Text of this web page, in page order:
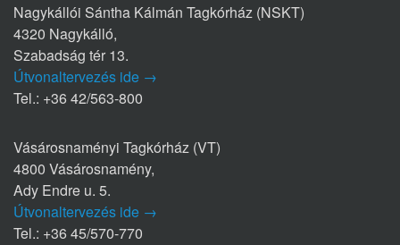
Nagykállói Sántha Kálmán Tagkórház (NSKT)
4320 Nagykálló,
Szabadság tér 13.
Útvonaltervezés ide →
Tel.: +36 42/563-800
Vásárosnaményi Tagkórház (VT)
4800 Vásárosnamény,
Ady Endre u. 5.
Útvonaltervezés ide →
Tel.: +36 45/570-770